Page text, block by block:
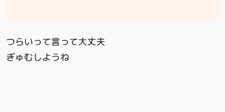
つらいって言って大丈夫
ぎゅむしようね